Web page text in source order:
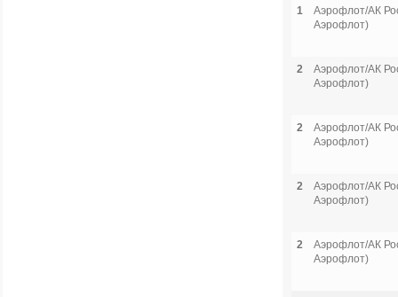
1
Аэрофлот/АК
Аэрофлот)
2
Аэрофлот/АК
Аэрофлот)
2
Аэрофлот/АК
Аэрофлот)
2
Аэрофлот/АК
Аэрофлот)
2
Аэрофлот/АК
Аэрофлот)